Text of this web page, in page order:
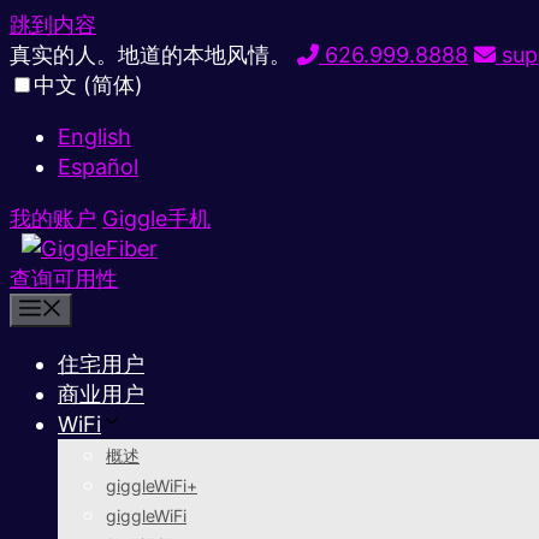
跳到内容
真实的人。地道的本地风情。
626.999.8888
中文 (简体)
English
Español
我的账户 Giggle手机
查询可用性
住宅用户
商业用户
WiFi
概述
giggleWiFi+
giggleWiFi